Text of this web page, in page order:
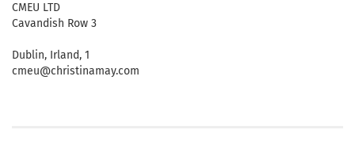
CMEU LTD
Cavandish Row 3
Dublin, Irland, 1
cmeu@christinamay.com